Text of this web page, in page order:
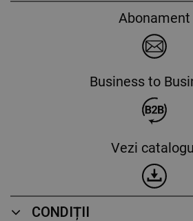
Abonament
Business to
Vezi
CONDIȚII